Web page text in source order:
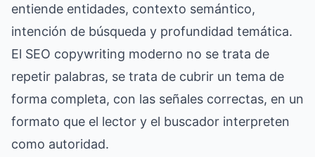
entiende entidades, contexto semántico,
intención de búsqueda y profundidad temática.
El SEO copywriting moderno no se trata de
repetir palabras, se trata de cubrir un tema de
forma completa, con las señales correctas, en un
formato que el lector y el buscador interpreten
como autoridad.